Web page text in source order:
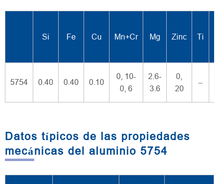
Si Fe Cu Mn+Cr Mg Zinc Ti
5754 0.40 0.40 0.10
0, 10-
0, 6
2.6-
3.6
0,
20
–
Datos típicos de las propiedades
mecánicas del aluminio 5754